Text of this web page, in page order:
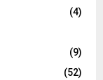
(4)
(9)
(52)